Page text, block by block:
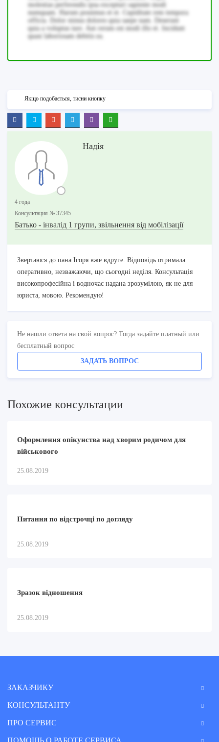
molestias perferendis ipsa excepturi sapiente modi
numquam. Harum possimus et et. Cupiditate rem tempora
officia. Dolor minus dolores quia saepe nam. Deserunt
quia a voluptas iure. Aut rerum est modi illo et. Incidunt
quasi laboriosam debitis ea.
Якщо подобається, тисни кнопку
Надія
4 года
Консультация № 37345
Батько - інвалід 1 групи, звільнення від мобілізації
Звертаюся до пана Ігоря вже вдруге. Відповідь отримала
оперативно, незважаючи, що сьогодні неділя. Консультація
високопрофесійна і водночас надана зрозумілою, як не для
юриста, мовою. Рекомендую!
Не нашли ответа на свой вопрос? Тогда задайте платный или
бесплатный вопрос
ЗАДАТЬ ВОПРОС
Похожие консультации
Оформлення опікунства над хворим родичом для
військового
25.08.2019
Питання по відстрочці по догляду
25.08.2019
Зразок відношення
25.08.2019
ЗАКАЗЧИКУ
КОНСУЛЬТАНТУ
ПРО СЕРВИС
ПОМОШЬ О РАБОТЕ СЕРВИСА